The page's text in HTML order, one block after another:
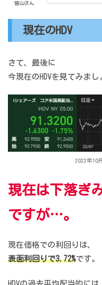
猫山さん
現在のHDV
さて、最後に
今現在のHDVを見てみまし
2022年10
現在は下落ぎみ
ですが…。
現在価格での利回りは、
表面利回りで3.72%です。